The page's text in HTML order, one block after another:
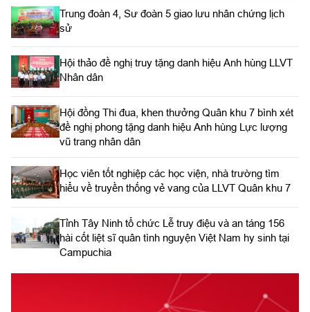
Trung đoàn 4, Sư đoàn 5 giao lưu nhân chứng lịch
sử
Hội thảo đề nghị truy tặng danh hiệu Anh hùng LLVT
Nhân dân
Hội đồng Thi đua, khen thưởng Quân khu 7 bình xét
đề nghị phong tặng danh hiệu Anh hùng Lực lượng
vũ trang nhân dân
Học viên tốt nghiệp các học viện, nhà trường tìm
hiểu về truyền thống vẻ vang của LLVT Quân khu 7
​Tỉnh Tây Ninh tổ chức Lễ truy điệu và an táng 156
hài cốt liệt sĩ quân tình nguyện Việt Nam hy sinh tại
Campuchia